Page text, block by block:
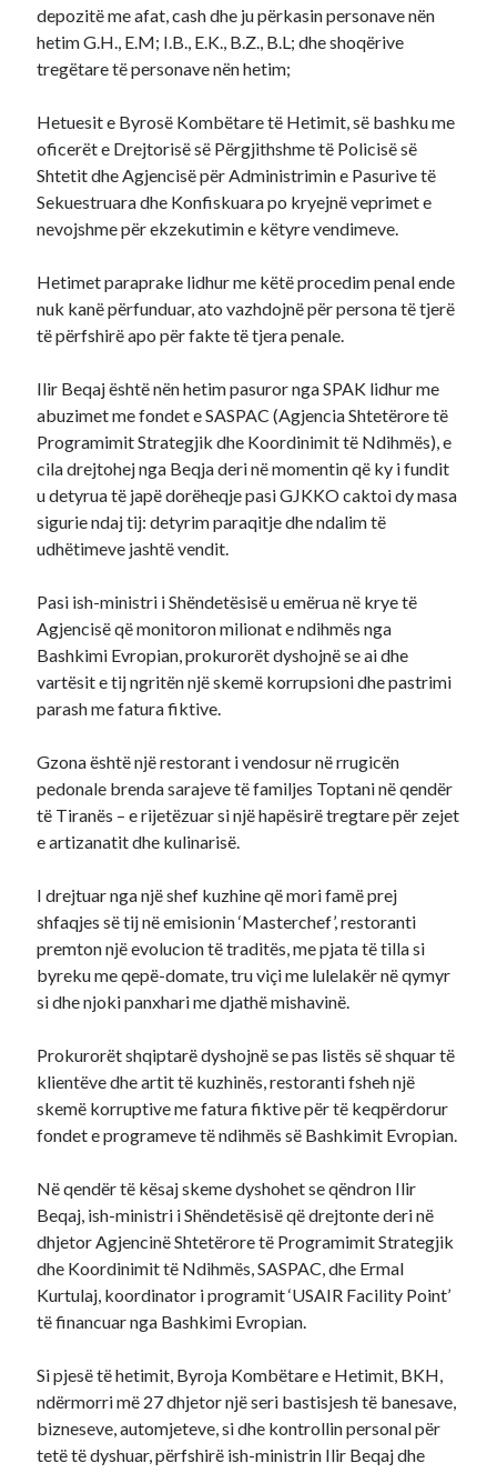
depozitë me afat, cash dhe ju përkasin personave nën
hetim G.H., E.M; I.B., E.K., B.Z., B.L; dhe shoqërive
tregëtare të personave nën hetim;
Hetuesit e Byrosë Kombëtare të Hetimit, së bashku me
oficerët e Drejtorisë së Përgjithshme të Policisë së
Shtetit dhe Agjencisë për Administrimin e Pasurive të
Sekuestruara dhe Konfiskuara po kryejnë veprimet e
nevojshme për ekzekutimin e këtyre vendimeve.
Hetimet paraprake lidhur me këtë procedim penal ende
nuk kanë përfunduar, ato vazhdojnë për persona të tjerë
të përfshirë apo për fakte të tjera penale.
Ilir Beqaj është nën hetim pasuror nga SPAK lidhur me
abuzimet me fondet e SASPAC (Agjencia Shtetërore të
Programimit Strategjik dhe Koordinimit të Ndihmës), e
cila drejtohej nga Beqja deri në momentin që ky i fundit
u detyrua të japë dorëheqje pasi GJKKO caktoi dy masa
sigurie ndaj tij: detyrim paraqitje dhe ndalim të
udhëtimeve jashtë vendit.
Pasi ish-ministri i Shëndetësisë u emërua në krye të
Agjencisë që monitoron milionat e ndihmës nga
Bashkimi Evropian, prokurorët dyshojnë se ai dhe
vartësit e tij ngritën një skemë korrupsioni dhe pastrimi
parash me fatura fiktive.
Gzona është një restorant i vendosur në rrugicën
pedonale brenda sarajeve të familjes Toptani në qendër
të Tiranës – e rijetëzuar si një hapësirë tregtare për zejet
e artizanatit dhe kulinarisë.
I drejtuar nga një shef kuzhine që mori famë prej
shfaqjes së tij në emisionin ‘Masterchef’, restoranti
premton një evolucion të traditës, me pjata të tilla si
byreku me qepë-domate, tru viçi me lulelakër në qymyr
si dhe njoki panxhari me djathë mishavinë.
Prokurorët shqiptarë dyshojnë se pas listës së shquar të
klientëve dhe artit të kuzhinës, restoranti fsheh një
skemë korruptive me fatura fiktive për të keqpërdorur
fondet e programeve të ndihmës së Bashkimit Evropian.
Në qendër të kësaj skeme dyshohet se qëndron Ilir
Beqaj, ish-ministri i Shëndetësisë që drejtonte deri në
dhjetor Agjencinë Shtetërore të Programimit Strategjik
dhe Koordinimit të Ndihmës, SASPAC, dhe Ermal
Kurtulaj, koordinator i programit ‘USAIR Facility Point’
të financuar nga Bashkimi Evropian.
Si pjesë të hetimit, Byroja Kombëtare e Hetimit, BKH,
ndërmorri më 27 dhjetor një seri bastisjesh të banesave,
bizneseve, automjeteve, si dhe kontrollin personal për
tetë të dyshuar, përfshirë ish-ministrin Ilir Beqaj dhe